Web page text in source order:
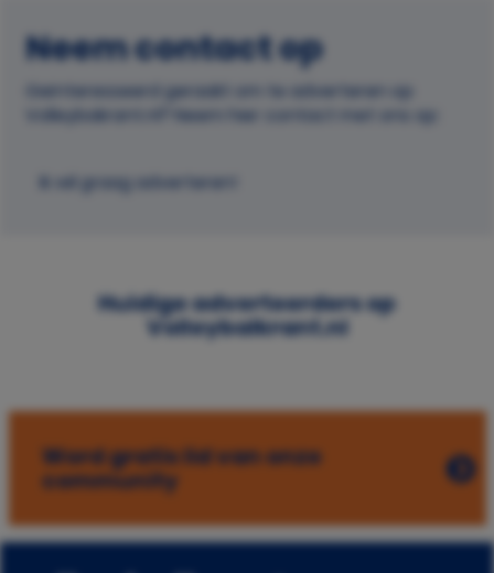
Neem contact op
Geïnteresseerd geraakt om te adverteren op
Volleybakrant.nl? Neem hier contact met ons op:
Ik wil graag adverteren!
Huidige adverteerders op
Volleybalkrant.nl
Word gratis lid van onze
community